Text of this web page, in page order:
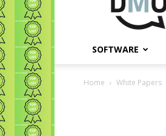
SOFTWARE
Home White Papers